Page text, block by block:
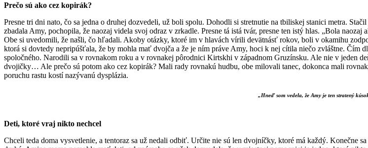
Prečo sú ako cez kopirák?
Presne tri dni nato, čo sa jedna o druhej dozvedeli, už boli spolu. Dohodli si stretnutie na tbiliskej stanici metra.
zbadala Amy, pochopila, že naozaj videla svoj odraz v zrkadle. Presne tá istá tvár, presne ten istý hlas. „Bola
Obe si uvedomili, že našli, čo hľadali. Akoby otázky, ktoré im v hlavách vírili devätnásť rokov, boli v okamihu
ktorá si dovtedy nepripúšťala, že by mohla mať dvojča a že je ním práve Amy, hoci k nej cítila niečo zvláštne.
spoločného. Narodili sa v rovnakom roku a v rovnakej pôrodnici Kirtskhi v západnom Gruzínsku. Ale nie v jeden
dvojičky… Ale prečo sú potom ako cez kopirák? Mali rady rovnakú hudbu, obe milovali tanec, dokonca mali
poruchu rastu kostí nazývanú dysplázia.
„Hneď som vedela, že Amy je ten stratený
Deti, ktoré vraj nikto nechcel
Chceli teda doma vysvetlenie, a tentoraz sa už nedali odbiť. Určite nie sú len dvojníčky, ktoré má každý. Konečne